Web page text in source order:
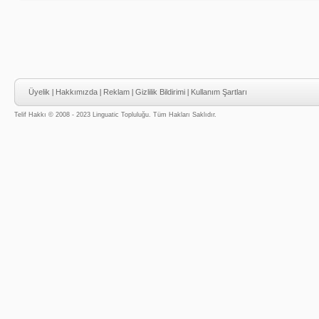
Üyelik | Hakkımızda | Reklam | Gizlilik Bildirimi | Kullanım Şartları
Telif Hakkı © 2008 - 2023 Linguatic Topluluğu. Tüm Hakları Saklıdır.